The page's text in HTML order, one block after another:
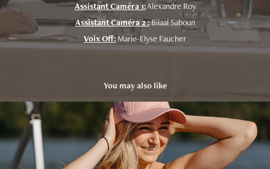
Assistant Caméra 1:Alexandre Roy
Assistant Caméra 2 :Bilaal Saboun
Voix Off:Marie-Elyse Faucher
You may also like